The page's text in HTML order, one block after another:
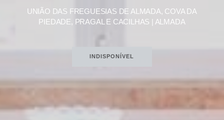
UNIÃO DAS FREGUESIAS DE ALMADA, COVA DA
PIEDADE, PRAGAL E CACILHAS | ALMADA
INDISPONÍVEL